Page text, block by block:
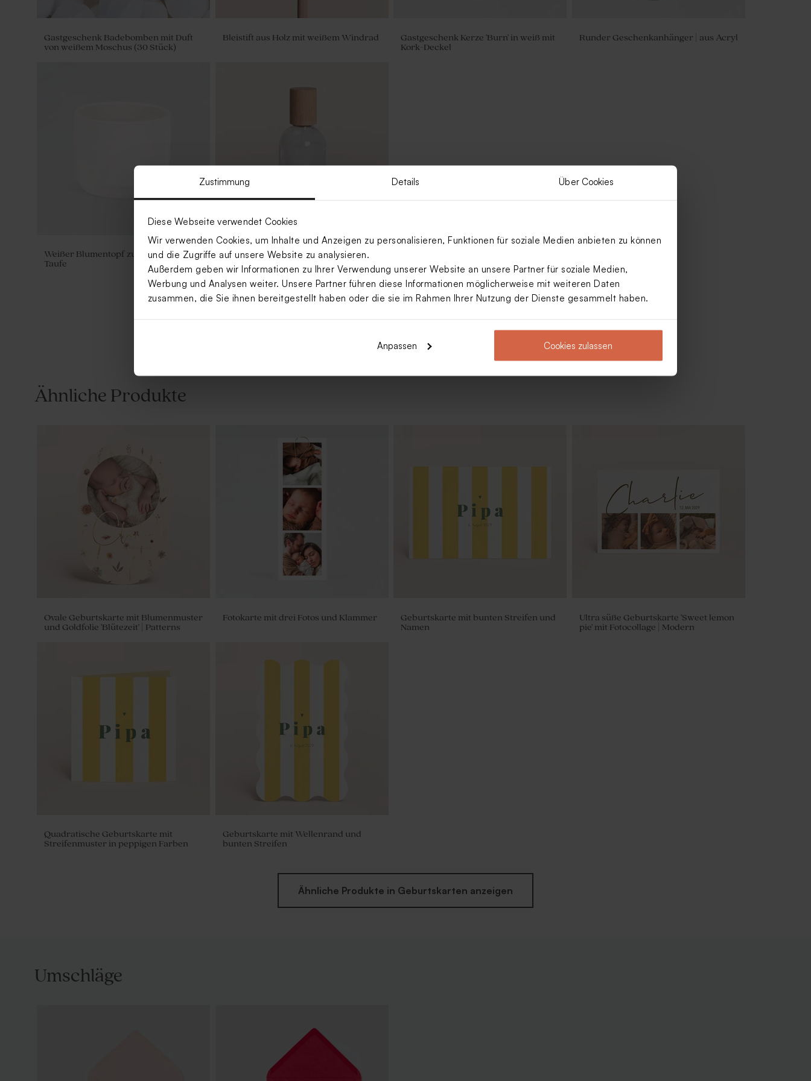
Zustimmung Details Über Cookies
Diese Webseite verwendet Cookies
Wir verwenden Cookies, um Inhalte und Anzeigen zu personalisieren, Funktionen für soziale Medien anbieten zu können
und die Zugriffe auf unsere Website zu analysieren.
Außerdem geben wir Informationen zu Ihrer Verwendung unserer Website an unsere Partner für soziale Medien,
Werbung und Analysen weiter. Unsere Partner führen diese Informationen möglicherweise mit weiteren Daten
zusammen, die Sie ihnen bereitgestellt haben oder die sie im Rahmen Ihrer Nutzung der Dienste gesammelt haben.
Anpassen Cookies zulassen
Gastgeschenk Badebomben mit Duft
von weißem Moschus (30 Stück)
Bleistift aus Holz mit weißem Windrad
Gastgeschenk Kerze 'Burn' in weiß mit
Kork-Deckel
Runder Geschenkanhänger | aus Acryl
Weißer Blumentopf zur Geburt oder
Taufe
Parfümzerstäuber aus Glas mit
Holzverschluss
Originelles Gastgeschenk 'Sweet glas'
mit Korkdeckel | Modernes Design
Originelles Gastgeschenk 'Sweet glas'
mit Holzdeckel | Modernes Design
mit Text | Korkdeckel
Hübsches Gastgeschenk 'Little
something' mit Foto | Holzdeckel
Ähnliche Produkte
Ovale Geburtskarte mit Blumenmuster
und Goldfolie 'Blütezeit' | Patterns
Fotokarte mit drei Fotos und Klammer
Geburtskarte mit bunten Streifen und
Namen
Ultra süße Geburtskarte 'Sweet lemon
pie' mit Fotocollage | Modern
Quadratische Geburtskarte mit
Streifenmuster in peppigen Farben
Geburtskarte mit Wellenrand und
bunten Streifen
Ähnliche Produkte in Geburtskarten anzeigen
Umschläge